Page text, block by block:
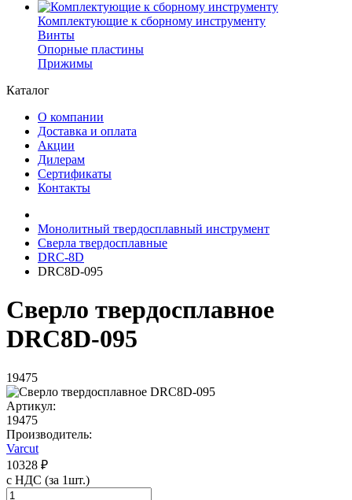
Комплектующие к сборному инструменту
Винты
Опорные пластины
Прижимы
Каталог
О компании
Доставка и оплата
Акции
Дилерам
Сертификаты
Контакты
Монолитный твердосплавный инструмент
Сверла твердосплавные
DRC-8D
DRC8D-095
Сверло твердосплавное
DRC8D-095
19475
Артикул:
19475
Производитель:
Varcut
10328 ₽
с НДС (за 1шт.)